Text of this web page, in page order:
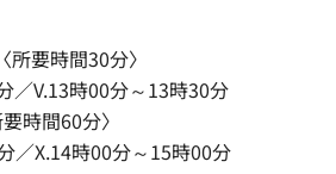
要時間30分〉
／V.13時00分～13時30分
時間60分〉
／X.14時00分～15時00分